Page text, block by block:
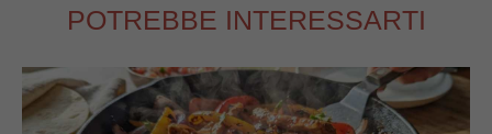
POTREBBE INTERESSARTI